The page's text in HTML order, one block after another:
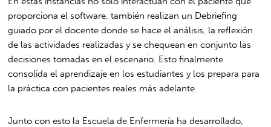
proporciona el software, también realizan un Debriefing
guiado por el docente donde se hace el análisis, la reflexión
de las actividades realizadas y se chequean en conjunto las
decisiones tomadas en el escenario. Esto finalmente
consolida el aprendizaje en los estudiantes y los prepara para
la práctica con pacientes reales más adelante.
Junto con esto la Escuela de Enfermería ha desarrollado,